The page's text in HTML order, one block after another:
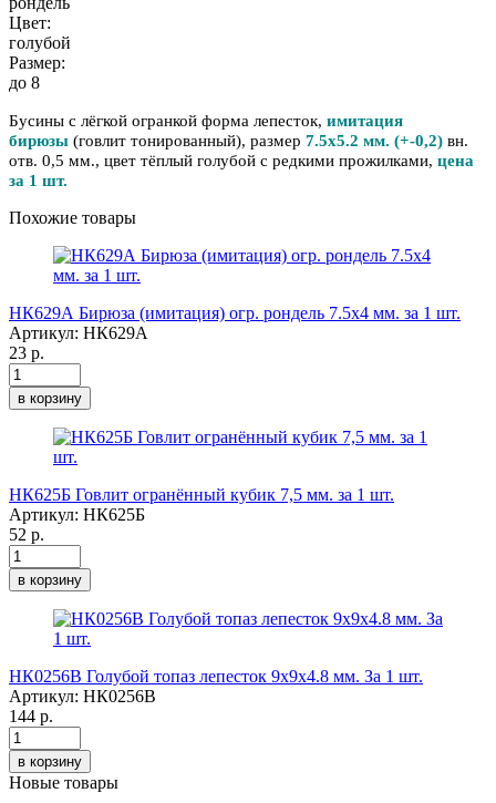
Цвет:
голубой
Размер:
до 8
Бусины с лёгкой огранкой форма лепесток, имитация
бирюзы (говлит тонированный), размер 7.5х5.2 мм. (+-0,2) вн.
отв. 0,5 мм., цвет тёплый голубой с редкими прожилками, цена
за 1 шт.
Похожие товары
НК629А Бирюза (имитация) огр. рондель 7.5х4 мм. за 1 шт.
Артикул: НК629А
23 р.
в корзину
НК625Б Говлит огранённый кубик 7,5 мм. за 1 шт.
Артикул: НК625Б
52 р.
в корзину
НК0256B Голубой топаз лепесток 9х9х4.8 мм. За 1 шт.
Артикул: НК0256B
144 р.
в корзину
Новые товары